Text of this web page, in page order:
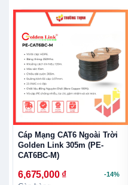
Cáp Mạng CAT6 Ngoài Trời
Golden Link 305m (PE-
CAT6BC-M)
6,675,000 ₫ -14%